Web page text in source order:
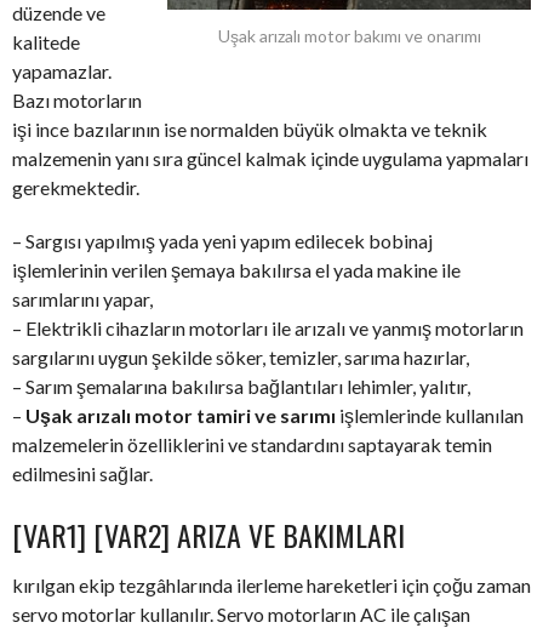
Uşak arızalı motor bakımı ve onarımı
düzende ve
kalitede
yapamazlar.
Bazı motorların
işi ince bazılarının ise normalden büyük olmakta ve teknik
malzemenin yanı sıra güncel kalmak içinde uygulama yapmaları
gerekmektedir.
– Sargısı yapılmış yada yeni yapım edilecek bobinaj
işlemlerinin verilen şemaya bakılırsa el yada makine ile
sarımlarını yapar,
– Elektrikli cihazların motorları ile arızalı ve yanmış motorların
sargılarını uygun şekilde söker, temizler, sarıma hazırlar,
– Sarım şemalarına bakılırsa bağlantıları lehimler, yalıtır,
– Uşak arızalı motor tamiri ve sarımı işlemlerinde kullanılan
malzemelerin özelliklerini ve standardını saptayarak temin
edilmesini sağlar.
[VAR1] [VAR2] ARIZA VE BAKIMLARI
kırılgan ekip tezgâhlarında ilerleme hareketleri için çoğu zaman
servo motorlar kullanılır. Servo motorların AC ile çalışan